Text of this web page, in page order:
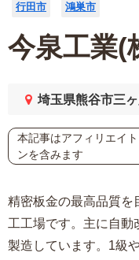
行田市 鴻巣市
今泉工業(
埼玉県熊谷市三
本記事はアフィリエイ
ンを含みます
精密板金の最高品質を
工工場です。主に自動
製造しています。1級